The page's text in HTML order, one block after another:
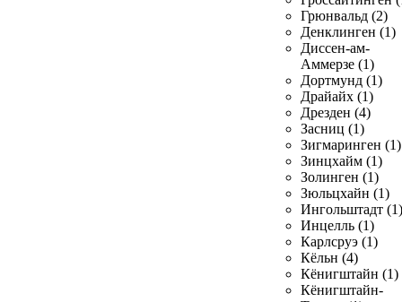
Грюнвальд (2)
Денклинген (1)
Диссен-ам-
Аммерзе (1)
Дортмунд (1)
Драйайх (1)
Дрезден (4)
Засниц (1)
Зигмаринген (1)
Зинцхайм (1)
Золинген (1)
Зюльцхайн (1)
Ингольштадт (1)
Инцелль (1)
Карлсруэ (1)
Кёльн (4)
Кёнигштайн (1)
Кёнигштайн-